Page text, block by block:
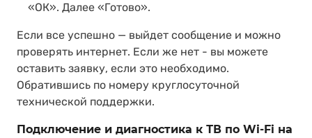
«ОК». Далее «Готово».
Если все успешно — выйдет сообщение и можно
проверять интернет. Если же нет - вы можете
оставить заявку, если это необходимо.
Обратившись по номеру круглосуточной
технической поддержки.
Подключение и диагностика к ТВ по Wi-Fi на